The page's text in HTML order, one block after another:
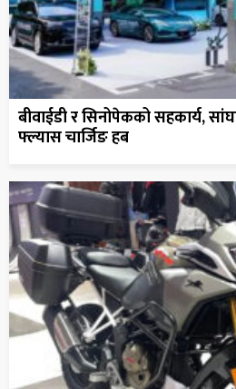
बीवाईडी र सिनोपेकको सहकार्य,
फ्ल्यास चार्जिङ हब